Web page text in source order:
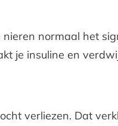
normaal het
je insuline en
verliezen. Dat